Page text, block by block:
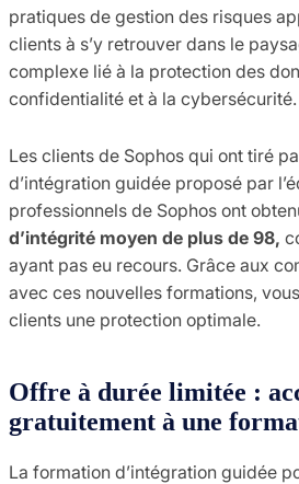
pratiques de gestion des risques
clients à s’y retrouver dans le
complexe lié à la protection des
confidentialité et à la cybersécurité.
Les clients de Sophos qui ont tiré
d’intégration guidée proposé par
professionnels de Sophos ont
d’intégrité moyen de plus de 98,
ayant pas eu recours. Grâce aux
avec ces nouvelles formations,
clients une protection optimale.
Offre à durée limitée :
gratuitement à une
La formation d’intégration guidée